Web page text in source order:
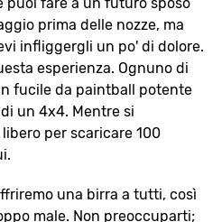
prima delle nozze, ma
infliggergli un po' di dolore.
esperienza. Ognuno di
fucile da paintball potente
un 4x4. Mentre si
per scaricare 100
una birra a tutti, così
male. Non preoccuparti;